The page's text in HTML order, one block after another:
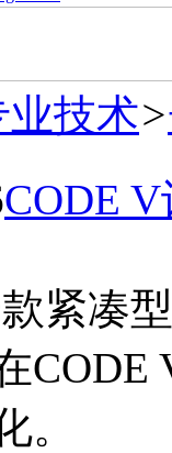
业技术>
CODE
紧凑
。